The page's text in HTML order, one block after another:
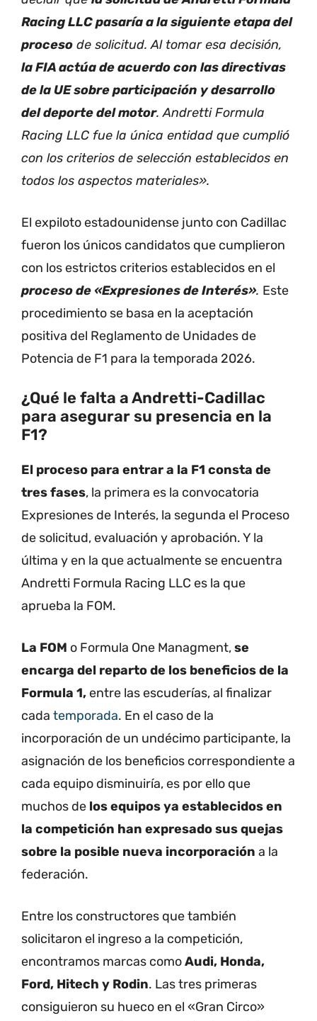
Racing LLC pasaría a la siguiente etapa del
proceso de solicitud. Al tomar esa decisión,
la FIA actúa de acuerdo con las directivas
de la UE sobre participación y desarrollo
del deporte del motor. Andretti Formula
Racing LLC fue la única entidad que cumplió
con los criterios de selección establecidos en
todos los aspectos materiales».
El expiloto estadounidense junto con Cadillac
fueron los únicos candidatos que cumplieron
con los estrictos criterios establecidos en el
proceso de «Expresiones de Interés». Este
procedimiento se basa en la aceptación
positiva del Reglamento de Unidades de
Potencia de F1 para la temporada 2026.
¿Qué le falta a Andretti-Cadillac
para asegurar su presencia en la
F1?
El proceso para entrar a la F1 consta de
tres fases, la primera es la convocatoria
Expresiones de Interés, la segunda el Proceso
de solicitud, evaluación y aprobación. Y la
última y en la que actualmente se encuentra
Andretti Formula Racing LLC es la que
aprueba la FOM.
La FOM o Formula One Managment,se
encarga del reparto de los beneficios de la
Formula 1,entre las escuderías, al finalizar
cada temporada. En el caso de la
incorporación de un undécimo participante, la
asignación de los beneficios correspondiente a
cada equipo disminuiría, es por ello que
muchos de los equipos ya establecidos en
la competición han expresado sus quejas
sobre la posible nueva incorporación a la
federación.
Entre los constructores que también
solicitaron el ingreso a la competición,
encontramos marcas comoAudi, Honda,
Ford, Hitech y Rodin. Las tres primeras
consiguieron su hueco en el «Gran Circo»